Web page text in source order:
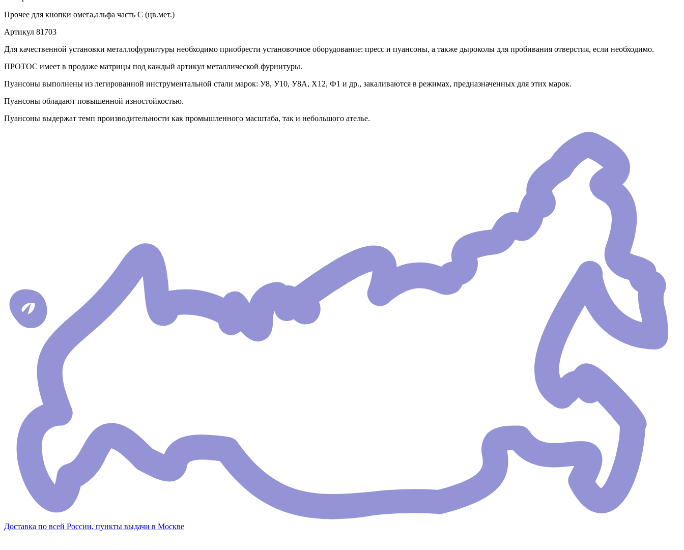
Прочее для кнопки омега,альфа часть С (цв.мет.)
Артикул 81703
Для качественной установки металлофурнитуры необходимо приобрести установочное оборудование: пресс и пуансоны, а также дыроколы для пробивания отверстия, если необходимо.
ПРОТОС имеет в продаже матрицы под каждый артикул металлической фурнитуры.
Пуансоны выполнены из легированной инструментальной стали марок: У8, У10, У8А, Х12, Ф1 и др., закаливаются в режимах, предназначенных для этих марок.
Пуансоны обладают повышенной изностойкостью.
Пуансоны выдержат темп производительности как промышленного масштаба, так и небольшого ателье.
Доставка по всей России, пункты выдачи в Москве